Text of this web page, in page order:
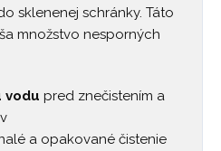
sklenenej schránky. Táto
množstvo nesporných
vodu pred znečistením a
a opakované čistenie